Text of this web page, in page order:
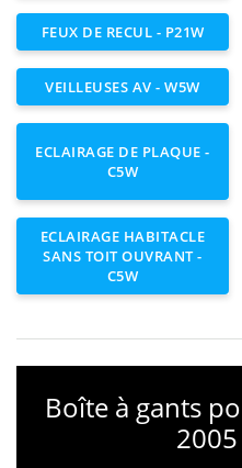
FEUX DE RECUL - P21W
VEILLEUSES AV - W5W
ECLAIRAGE DE PLAQUE -
C5W
ECLAIRAGE HABITACLE
SANS TOIT OUVRANT -
C5W
Boîte à gants